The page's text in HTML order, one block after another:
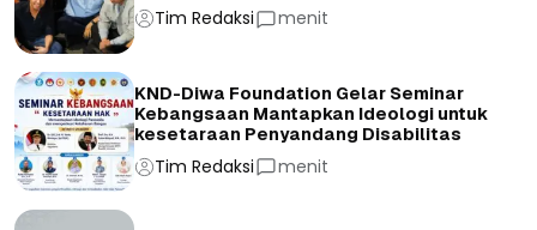
Tim Redaksi menit
KND-Diwa Foundation Gelar Seminar
Kebangsaan Mantapkan Ideologi untuk
kesetaraan Penyandang Disabilitas
Tim Redaksi menit